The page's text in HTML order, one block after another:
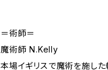
＝術師＝
魔術師 N.Kelly
本場イギリスで魔術を施した